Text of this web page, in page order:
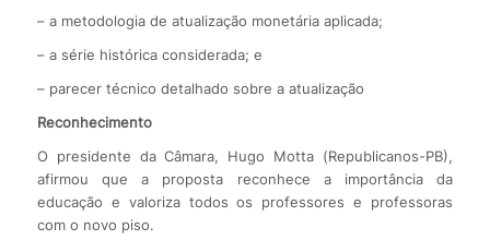
– a metodologia de atualização monetária aplicada;
– a série histórica considerada; e
– parecer técnico detalhado sobre a atualização
Reconhecimento
O presidente da Câmara, Hugo Motta (Republicanos-PB),
afirmou que a proposta reconhece a importância da
educação e valoriza todos os professores e professoras
com o novo piso.